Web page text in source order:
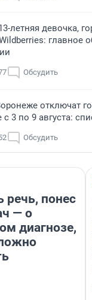
летняя девочка,
главное
Обсудить
отключат
с 3 по 9 августа:
Обсудить
речь, понес
— о
диагнозе,